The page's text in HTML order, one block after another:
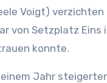
Voigt)
von Setzplatz Eins
konnte.
Jahr